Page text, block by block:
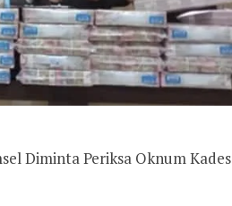
Diminta Periksa Oknum Kades